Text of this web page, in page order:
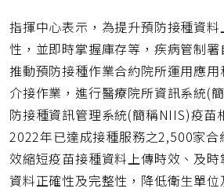
指揮中心表示，為提升預防接種資
性，並即時掌握庫存等，疾病管制
推動預防接種作業合約院所運用應
介接作業，進行醫療院所資訊系統(
防接種資訊管理系統(簡稱NIIS)疫苗
2022年已達成接種服務之2,500家合
效縮短疫苗接種資料上傳時效、及
資料正確性及完整性，降低衛生單